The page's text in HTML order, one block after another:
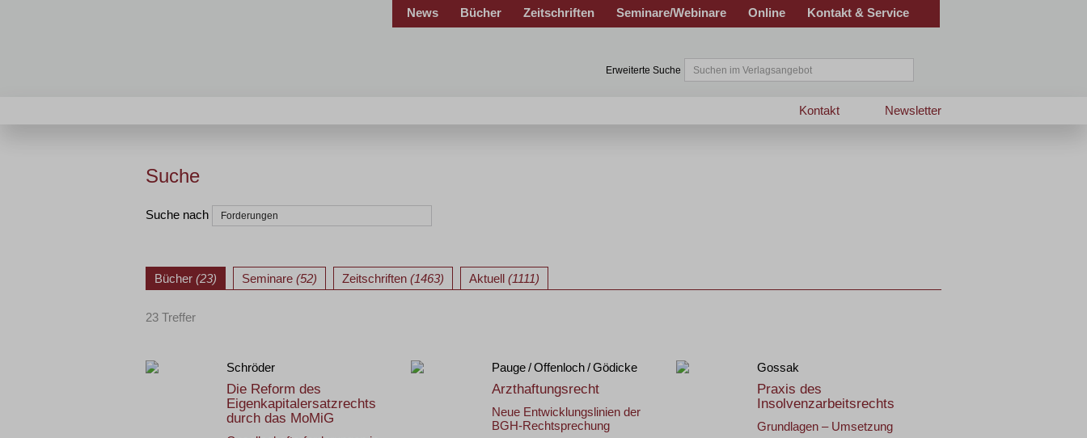
News Bücher Zeitschriften Seminare/Webinare Online Kontakt & Service
Erweiterte Suche
Newsletter
Kontakt
Suche
Suche nach
Bücher (23) Seminare (52) Zeitschriften (1463) Aktuell (1111)
23 Treffer
Schröder
Die Reform des
Eigenkapitalersatzrechts
durch das MoMiG
Pauge / Offenloch / Gödicke
Arzthaftungsrecht
Neue Entwicklungslinien der
BGH-Rechtsprechung
Gossak
Praxis des
Insolvenzarbeitsrechts
Grundlagen – Umsetzung